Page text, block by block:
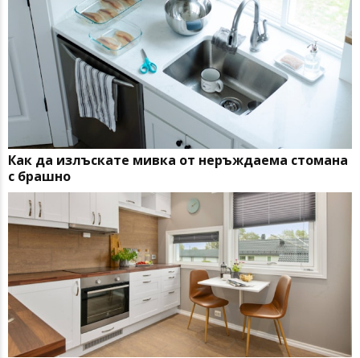
Как да излъскате мивка от неръждаема стомана
с брашно